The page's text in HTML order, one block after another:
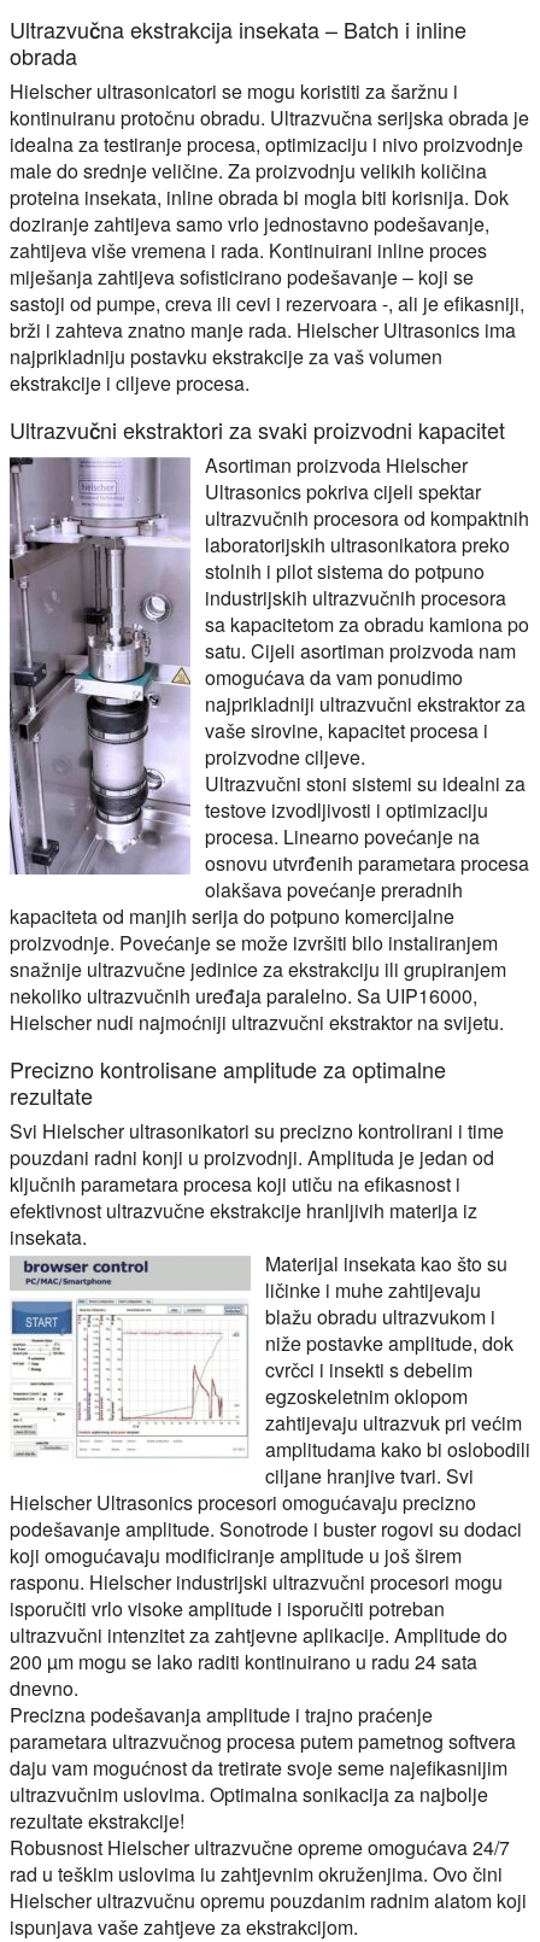
Ultrazvučna ekstrakcija insekata – Batch i inline
obrada
Hielscher ultrasonicatori se mogu koristiti za šaržnu i
kontinuiranu protočnu obradu. Ultrazvučna serijska obrada je
idealna za testiranje procesa, optimizaciju i nivo proizvodnje
male do srednje veličine. Za proizvodnju velikih količina
proteina insekata, inline obrada bi mogla biti korisnija. Dok
doziranje zahtijeva samo vrlo jednostavno podešavanje,
zahtijeva više vremena i rada. Kontinuirani inline proces
miješanja zahtijeva sofisticirano podešavanje – koji se
sastoji od pumpe, creva ili cevi i rezervoara -, ali je efikasniji,
brži i zahteva znatno manje rada. Hielscher Ultrasonics ima
najprikladniju postavku ekstrakcije za vaš volumen
ekstrakcije i ciljeve procesa.
Ultrazvučni ekstraktori za svaki proizvodni kapacitet
Asortiman proizvoda Hielscher
Ultrasonics pokriva cijeli spektar
ultrazvučnih procesora od kompaktnih
laboratorijskih ultrasonikatora preko
stolnih i pilot sistema do potpuno
industrijskih ultrazvučnih procesora
sa kapacitetom za obradu kamiona po
satu. Cijeli asortiman proizvoda nam
omogućava da vam ponudimo
najprikladniji ultrazvučni ekstraktor za
vaše sirovine, kapacitet procesa i
proizvodne ciljeve.
Ultrazvučni stoni sistemi su idealni za
testove izvodljivosti i optimizaciju
procesa. Linearno povećanje na
osnovu utvrđenih parametara procesa
olakšava povećanje preradnih
kapaciteta od manjih serija do potpuno komercijalne
proizvodnje. Povećanje se može izvršiti bilo instaliranjem
snažnije ultrazvučne jedinice za ekstrakciju ili grupiranjem
nekoliko ultrazvučnih uređaja paralelno. Sa UIP16000,
Hielscher nudi najmoćniji ultrazvučni ekstraktor na svijetu.
Precizno kontrolisane amplitude za optimalne
rezultate
Svi Hielscher ultrasonikatori su precizno kontrolirani i time
pouzdani radni konji u proizvodnji. Amplituda je jedan od
ključnih parametara procesa koji utiču na efikasnost i
efektivnost ultrazvučne ekstrakcije hranljivih materija iz
insekata.
Materijal insekata kao što su
ličinke i muhe zahtijevaju
blažu obradu ultrazvukom i
niže postavke amplitude, dok
cvrčci i insekti s debelim
egzoskeletnim oklopom
zahtijevaju ultrazvuk pri većim
amplitudama kako bi oslobodili
ciljane hranjive tvari. Svi
Hielscher Ultrasonics procesori omogućavaju precizno
podešavanje amplitude. Sonotrode i buster rogovi su dodaci
koji omogućavaju modificiranje amplitude u još širem
rasponu. Hielscher industrijski ultrazvučni procesori mogu
isporučiti vrlo visoke amplitude i isporučiti potreban
ultrazvučni intenzitet za zahtjevne aplikacije. Amplitude do
200 µm mogu se lako raditi kontinuirano u radu 24 sata
dnevno.
Precizna podešavanja amplitude i trajno praćenje
parametara ultrazvučnog procesa putem pametnog softvera
daju vam mogućnost da tretirate svoje seme najefikasnijim
ultrazvučnim uslovima. Optimalna sonikacija za najbolje
rezultate ekstrakcije!
Robusnost Hielscher ultrazvučne opreme omogućava 24/7
rad u teškim uslovima iu zahtjevnim okruženjima. Ovo čini
Hielscher ultrazvučnu opremu pouzdanim radnim alatom koji
ispunjava vaše zahtjeve za ekstrakcijom.